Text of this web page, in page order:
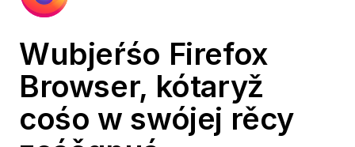
Wubjeŕśo Firefox
Browser, kótaryž
cośo w swójej rěcy